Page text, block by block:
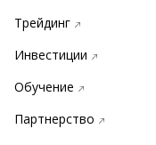
Трейдинг
Инвестиции
Обучение
Партнерство